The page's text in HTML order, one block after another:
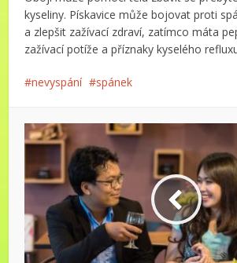
kyseliny. Pískavice může bojovat proti
a zlepšit zažívací zdraví, zatímco máta
zažívací potíže a příznaky kyselého
nevyspání spánek